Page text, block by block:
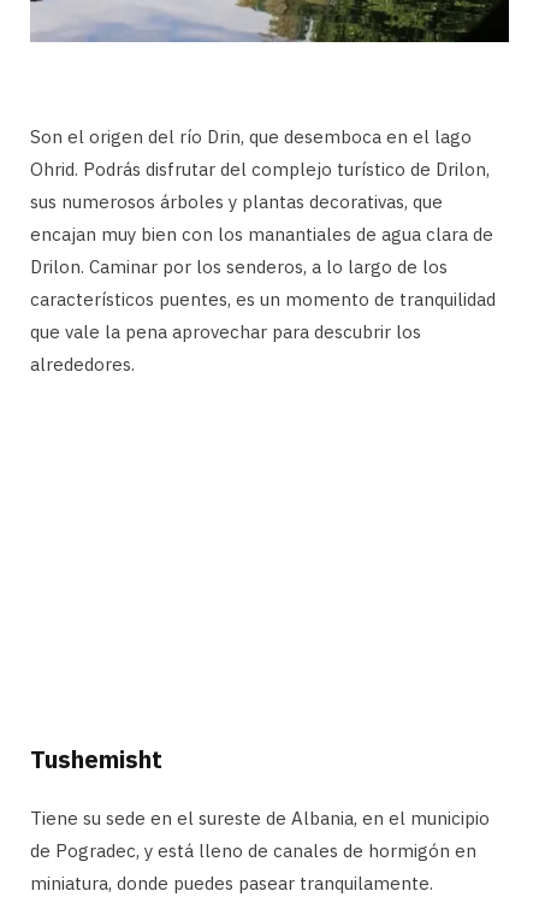
Son el origen del río Drin, que desemboca en el lago
Ohrid. Podrás disfrutar del complejo turístico de Drilon,
sus numerosos árboles y plantas decorativas, que
encajan muy bien con los manantiales de agua clara de
Drilon. Caminar por los senderos, a lo largo de los
característicos puentes, es un momento de tranquilidad
que vale la pena aprovechar para descubrir los
alrededores.
Tushemisht
Tiene su sede en el sureste de Albania, en el municipio
de Pogradec, y está lleno de canales de hormigón en
miniatura, donde puedes pasear tranquilamente.